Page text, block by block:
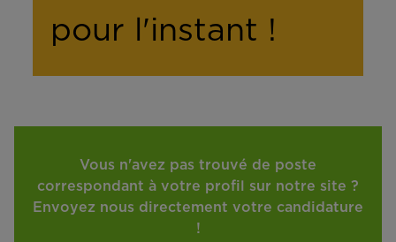
pour l'instant !
Vous n'avez pas trouvé de poste
correspondant à votre profil sur notre site ?
Envoyez nous directement votre candidature
!